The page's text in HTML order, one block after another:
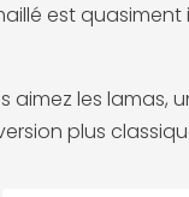
est
aimez les lamas,
plus